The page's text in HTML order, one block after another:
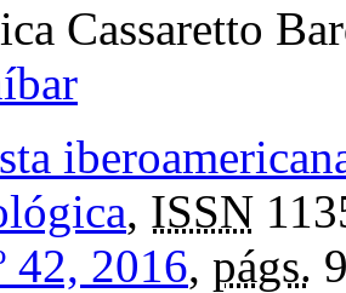
Cassaretto
, ISSN
42, 2016, págs.